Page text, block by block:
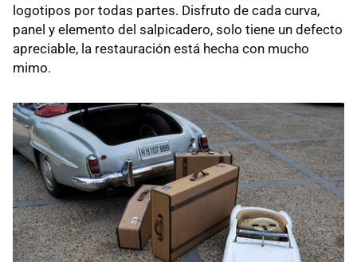
logotipos por todas partes. Disfruto de cada curva,
panel y elemento del salpicadero, solo tiene un defecto
apreciable, la restauración está hecha con mucho
mimo.